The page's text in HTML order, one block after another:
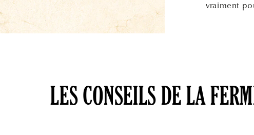
vraiment
LES CONSEILS DE LA